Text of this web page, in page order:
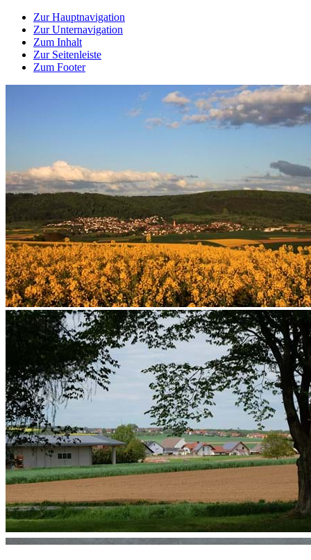
Zur Hauptnavigation
Zur Unternavigation
Zum Inhalt
Zur Seitenleiste
Zum Footer